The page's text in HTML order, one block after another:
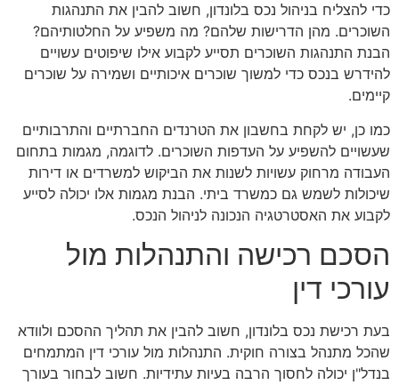
כדי להצליח בניהול נכס בלונדון, חשוב להבין את התנהגות
השוכרים. מהן הדרישות שלהם? מה משפיע על החלטותיהם?
הבנת התנהגות השוכרים תסייע לקבוע אילו שיפוטים עשויים
להידרש בנכס כדי למשוך שוכרים איכותיים ושמירה על שוכרים
קיימים.
כמו כן, יש לקחת בחשבון את הטרנדים החברתיים והתרבותיים
שעשויים להשפיע על העדפות השוכרים. לדוגמה, מגמות בתחום
העבודה מרחוק עשויות לשנות את הביקוש למשרדים או דירות
שיכולות לשמש גם כמשרד ביתי. הבנת מגמות אלו יכולה לסייע
לקבוע את האסטרטגיה הנכונה לניהול הנכס.
הסכם רכישה והתנהלות מול
עורכי דין
בעת רכישת נכס בלונדון, חשוב להבין את תהליך ההסכם ולוודא
שהכל מתנהל בצורה חוקית. התנהלות מול עורכי דין המתמחים
בנדל"ן יכולה לחסוך הרבה בעיות עתידיות. חשוב לבחור בעורך